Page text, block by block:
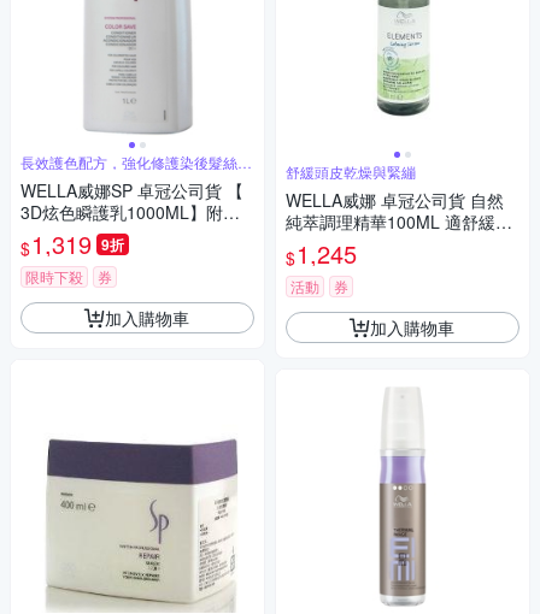
長效護色配方，強化修護染後髮絲，
持久艷色
WELLA威娜SP 卓冠公司貨 【
3D炫色瞬護乳1000ML】附壓
頭
$1,319 9折
限時下殺 券
加入購物車
舒緩頭皮乾燥與緊繃
WELLA威娜 卓冠公司貨 自然
純萃調理精華100ML 適舒緩頭
皮乾燥 免沖洗
$1,245
活動 券
加入購物車